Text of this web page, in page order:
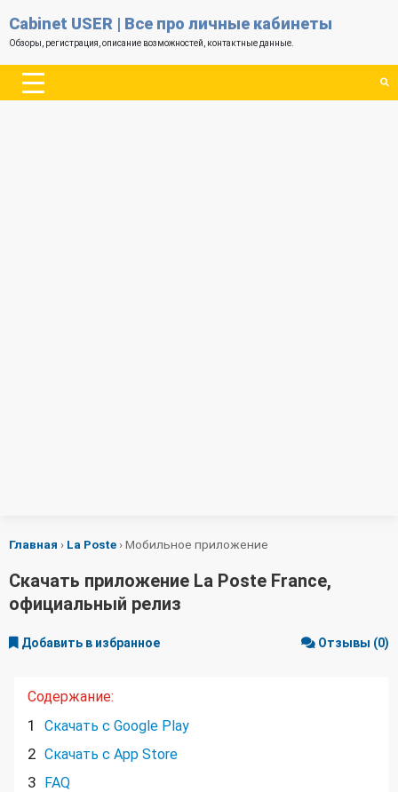
Cabinet USER | Все про личные кабинеты
Обзоры, регистрация, описание возможностей, контактные данные.
Главная › La Poste ›Мобильное приложение
Скачать приложение La Poste France,
официальный релиз
Добавить в избранное Отзывы (0)
Содержание:
1 Скачать с Google Play
2 Скачать с App Store
3 FAQ